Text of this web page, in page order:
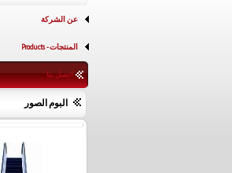
عن الشركة
المنتجات - Products
اتصل بنا
البوم الصور